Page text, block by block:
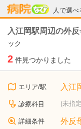
人で選
病院なび
入江岡駅周辺の外
ック
2 件見つかりました
エリア/駅 入江
診療科目 (未指
詳細条件 外反